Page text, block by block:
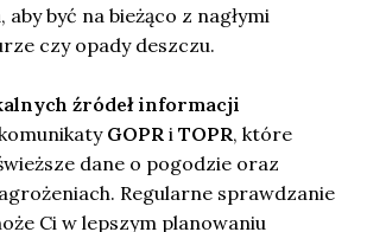
, aby być na bieżąco z nagłymi
czy opady deszczu.
źródeł informacji
GOPR i TOPR, które
dane o pogodzie oraz
Regularne sprawdzanie
Ci w lepszym planowaniu